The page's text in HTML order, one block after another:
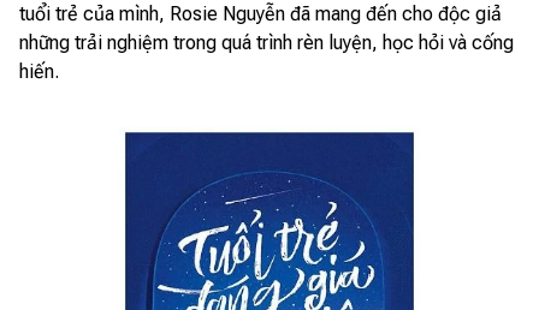
tuổi trẻ của mình, Rosie Nguyễn đã mang đến cho độc giả
những trải nghiệm trong quá trình rèn luyện, học hỏi và cống
hiến.